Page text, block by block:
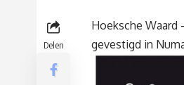
Delen
Hoeksche Waard
gevestigd in